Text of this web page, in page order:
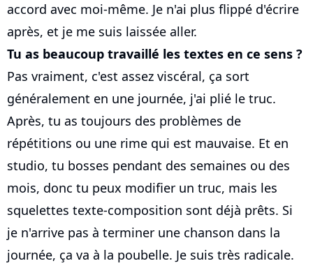
accord avec moi-même. Je n'ai plus flippé d'écrire
après, et je me suis laissée aller.
Tu as beaucoup travaillé les textes en ce sens ?
Pas vraiment, c'est assez viscéral, ça sort
généralement en une journée, j'ai plié le truc.
Après, tu as toujours des problèmes de
répétitions ou une rime qui est mauvaise. Et en
studio, tu bosses pendant des semaines ou des
mois, donc tu peux modifier un truc, mais les
squelettes texte-composition sont déjà prêts. Si
je n'arrive pas à terminer une chanson dans la
journée, ça va à la poubelle. Je suis très radicale.